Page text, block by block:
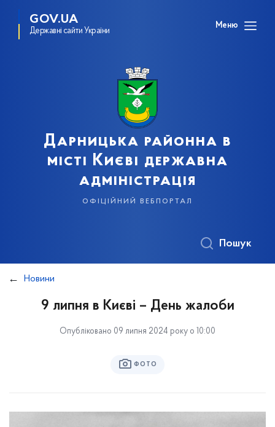
GOV.UA
Державні сайти України
Меню
Дарницька районна в
місті Києві державна
адміністрація
офіційний вебпортал
Пошук
Новини
9 липня в Києві – День жалоби
Опубліковано 09 липня 2024 року о 10:00
ФОТО